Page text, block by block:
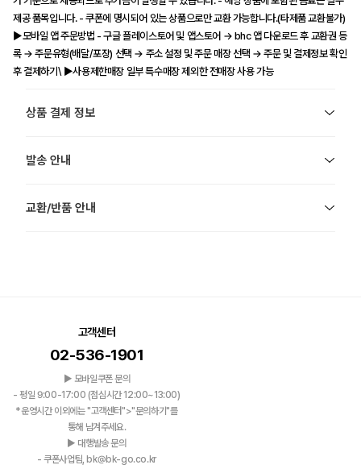
제공 품목입니다. - 쿠폰에 명시되어 있는 상품으로만 교환 가능합니다.(타제품 교환불가)
▶모바일 앱 주문방법 - 구글 플레이스토어 및 앱스토어 → bhc 앱 다운로드 후 교환권 등
록 → 주문유형(배달/포장) 선택 → 주소 설정 및 주문 매장 선택 → 주문 및 결제정보 확인
후 결제하기\ ▶사용제한매장 일부 특수매장 제외한 전매장 사용 가능
상품 결제 정보
발송 안내
교환/반품 안내
고객센터
02-536-1901
▶ 모바일쿠폰 문의
- 평일 9:00-17:00 (점심시간 12:00~13:00)
*운영시간 이외에는 "고객센터">"문의하기"를
통해 남겨주세요.
▶ 대행발송 문의
- 쿠폰사업팀, bk@bk-go.co.kr